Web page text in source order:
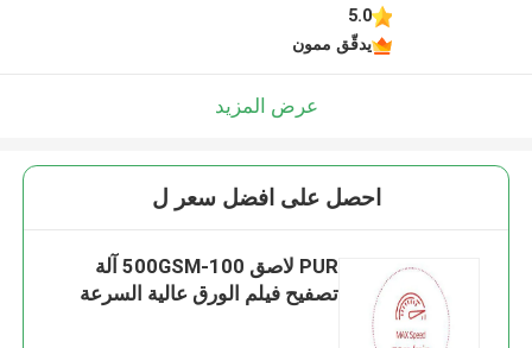
5.0
يدقّق ممون
عرض المزيد
احصل على افضل سعر ل
PUR لاصق 100-500GSM آلة
تصفيح فيلم الورق عالية السرعة